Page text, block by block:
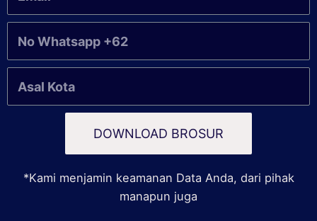
DOWNLOAD BROSUR
*Kami menjamin keamanan Data Anda, dari pihak
manapun juga